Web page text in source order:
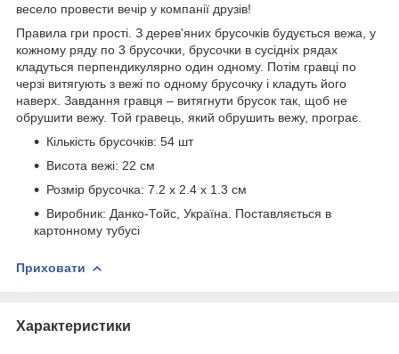
весело провести вечір у компанії друзів!
Правила гри прості. З дерев'яних брусочків будується вежа, у
кожному ряду по 3 брусочки, брусочки в сусідніх рядах
кладуться перпендикулярно один одному. Потім гравці по
черзі витягують з вежі по одному брусочку і кладуть його
наверх. Завдання гравця – витягнути брусок так, щоб не
обрушити вежу. Той гравець, який обрушить вежу, програє.
Кількість брусочків: 54 шт
Висота вежі: 22 см
Розмір брусочка: 7.2 х 2.4 х 1.3 см
Виробник: Данко-Тойс, Україна. Поставляється в
картонному тубусі
Приховати
Характеристики